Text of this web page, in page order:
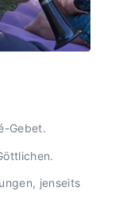
Gebet.
jenseits